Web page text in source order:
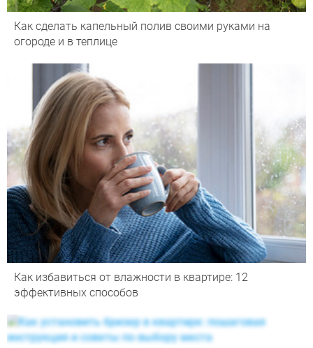
Как сделать капельный полив своими руками на
огороде и в теплице
Как избавиться от влажности в квартире: 12
эффективных способов